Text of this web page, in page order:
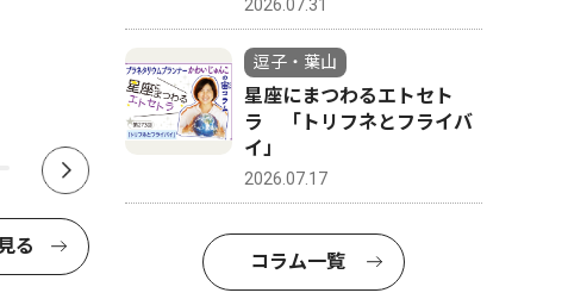
山在住
る
2026.07.31
逗子・葉山
星座にまつわるエトセト
ラ 「トリフネとフライバ
イ」
2026.07.17
コラム一覧